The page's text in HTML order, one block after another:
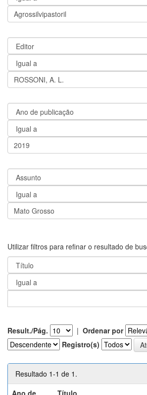
Utilizar filtros para refinar o resultado de
Result./Pág. | Ordenar por
Registro(s)
Resultado 1-1 de 1.
Ano de
Título